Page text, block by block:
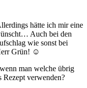
hätte ich mir eine
Auch bei den
wie sonst bei
Grün! ☺
man welche übrig
Rezept verwenden?